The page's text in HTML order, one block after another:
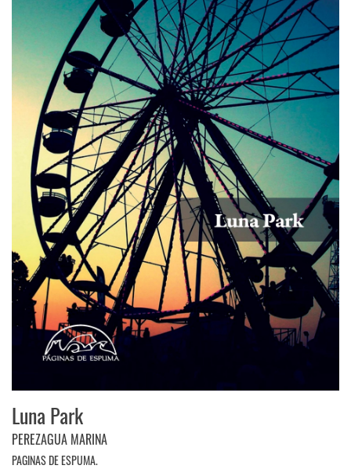
Luna Park
PEREZAGUA MARINA
PAGINAS DE ESPUMA.